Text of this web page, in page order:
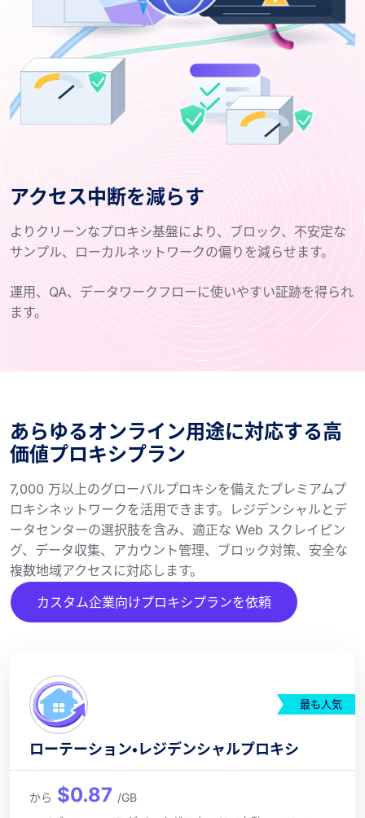
アクセス中断を減らす
よりクリーンなプロキシ基盤により、ブロック、不安定な
サンプル、ローカルネットワークの偏りを減らせます。
運用、QA、データワークフローに使いやすい証跡を得られ
ます。
あらゆるオンライン用途に対応する高
価値プロキシプラン
7,000 万以上のグローバルプロキシを備えたプレミアムプ
ロキシネットワークを活用できます。レジデンシャルとデ
ータセンターの選択肢を含み、適正な Web スクレイピン
グ、データ収集、アカウント管理、ブロック対策、安全な
複数地域アクセスに対応します。
カスタム企業向けプロキシプランを依頼
最も人気
ローテーション・レジデンシャルプロキシ
から $0.87 /GB